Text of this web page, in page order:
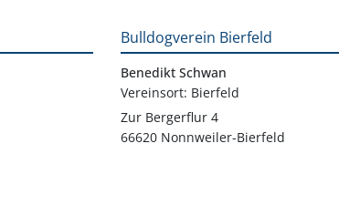
Bulldogverein Bierfeld
Benedikt Schwan
Vereinsort: Bierfeld
Zur Bergerflur 4
66620 Nonnweiler-Bierfeld